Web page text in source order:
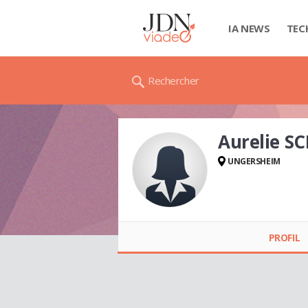
IA NEWS
Rechercher
Aurelie
UNGERSHEIM
PROFIL